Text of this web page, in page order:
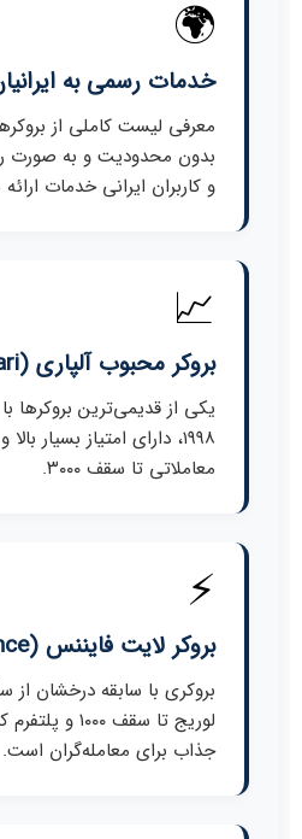
🌍
خدمات رسمی به
معرفی لیست کاملی از
بدون محدودیت و به صورت
و کاربران ایرانی خدمات
📈
بروکر محبوب آلپاری (Alpari)
یکی از قدیمی‌ترین بروکرها
۱۹۹۸، دارای امتیاز بسیار
معاملاتی تا سقف ۳۰۰۰.
⚡
بروکر لایت فایننس (LiteFinance)
لوریج تا سقف
جذاب برای معامله‌گران است.